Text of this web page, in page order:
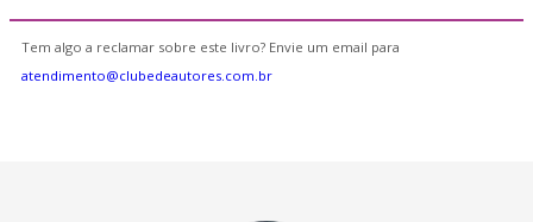
Tem algo a reclamar sobre este livro? Envie um email para
atendimento@clubedeautores.com.br